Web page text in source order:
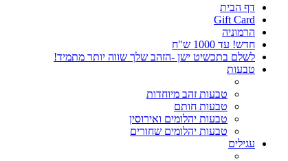
דף הבית
Gift Card
הרמוניה
חדש! עד 1000 ש"ח
לשלם בתכשיט ישן -הזהב שלך שווה יותר מתמיד!
טבעות
טבעות זהב מיוחדות
טבעות חותם
טבעות יהלומים ואירוסין
טבעות יהלומים שחורים
עגילים